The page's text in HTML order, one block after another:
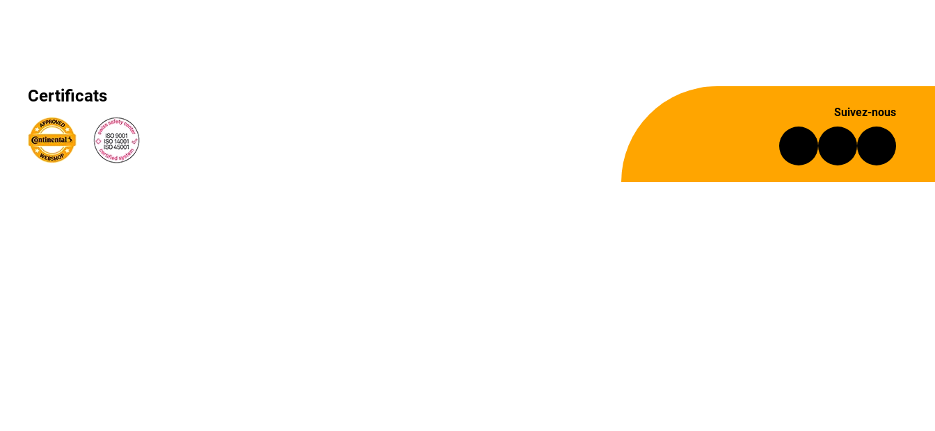
Certificats
Suivez-nous